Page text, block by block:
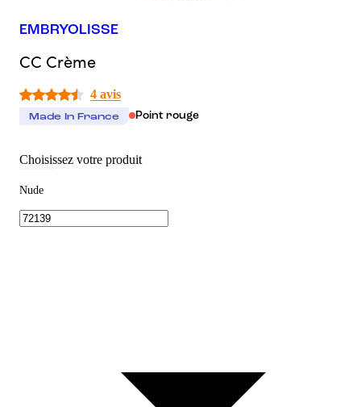
EMBRYOLISSE
CC Crème
4 avis
Made In France Point rouge
Choisissez votre produit
Nude